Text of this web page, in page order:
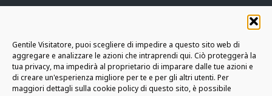
Gentile Visitatore, puoi scegliere di impedire a questo sito web di
aggregare e analizzare le azioni che intraprendi qui. Ciò proteggerà la
tua privacy, ma impedirà al proprietario di imparare dalle tue azioni e
di creare un'esperienza migliore per te e per gli altri utenti. Per
maggiori dettagli sulla cookie policy di questo sito, è possibile
RESTIAMO IN CONTATTO